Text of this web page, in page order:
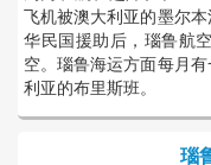
飞机被澳大利亚的墨尔
华民国援助后，瑙鲁航
空。瑙鲁海运方面每月
利亚的布里斯班。
瑙